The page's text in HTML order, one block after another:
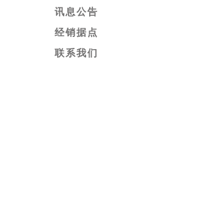
讯息公告
经销据点
联系我们